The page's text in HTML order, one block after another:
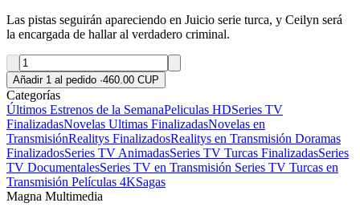
Las pistas seguirán apareciendo en Juicio serie turca, y Ceilyn será
la encargada de hallar al verdadero criminal.
Añadir 1 al pedido ·460.00 CUP
Categorías
Últimos Estrenos de la SemanaPeliculas HDSeries TV
FinalizadasNovelas Ultimas FinalizadasNovelas en
TransmisiónRealitys FinalizadosRealitys en Transmisión Doramas
FinalizadosSeries TV AnimadasSeries TV Turcas FinalizadasSeries
TV DocumentalesSeries TV en Transmisión Series TV Turcas en
Transmisión Películas 4KSagas
Magna Multimedia